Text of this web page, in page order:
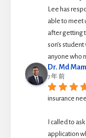
Lee has
able to meet
after getting
son’s
anyone who
Dr. Md
7 年 前
insurance
I called to
application